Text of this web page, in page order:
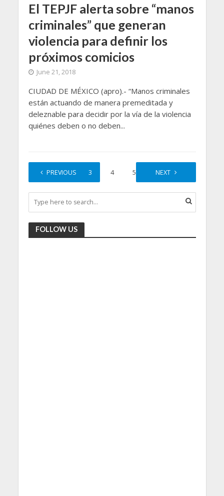
El TEPJF alerta sobre “manos
criminales” que generan
violencia para definir los
próximos comicios
June 21, 2018
CIUDAD DE MÉXICO (apro).- “Manos criminales
están actuando de manera premeditada y
deleznable para decidir por la vía de la violencia
quiénes deben o no deben...
PREVIOUS
1 2 3 4 5 … 15
NEXT
FOLLOW US